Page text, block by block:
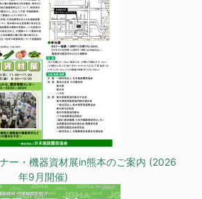
ー・機器資材展in熊本のご案内 (2026
年9月開催)